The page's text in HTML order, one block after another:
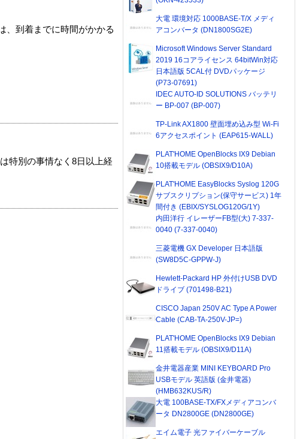
、到着までに時間がかかる
特別の事情なく8日以上経
大電 環境対応 1000BASE-T/X メディ
アコンバータ (DN1800SG2E)
Microsoft Windows Server Standard
2019 16コアライセンス 64bitWin対応
日本語版 5CAL付 DVDパッケージ
(P73-07691)
IDEC AUTO-ID SOLUTIONS バッテリ
ー BP-007 (BP-007)
TP-Link AX1800 壁面埋め込み型 Wi-Fi
6アクセスポイント (EAP615-WALL)
PLAT'HOME OpenBlocks IX9 Debian
10搭載モデル (OBSIX9/D10A)
PLAT'HOME EasyBlocks Syslog 120G
サブスクリプション(保守サービス) 1年
間付き (EBIX/SYSLOG120G/1Y)
内田洋行 イレーザーFB型(大) 7-337-
0040 (7-337-0040)
三菱電機 GX Developer 日本語版
(SW8D5C-GPPW-J)
Hewlett-Packard HP 外付けUSB DVD
ドライブ (701498-B21)
CISCO Japan 250V AC Type A Power
Cable (CAB-TA-250V-JP=)
PLAT'HOME OpenBlocks IX9 Debian
11搭載モデル (OBSIX9/D11A)
金井電器産業 MINI KEYBOARD Pro
USBモデル 英語版 (金井電器)
(HMB632KUS/R)
大電 100BASE-TX/FXメディアコンバ
ータ DN2800GE (DN2800GE)
エイム電子 光ファイバーケーブル